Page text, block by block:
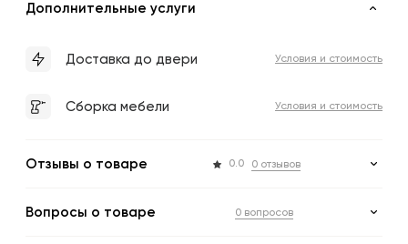
Дополнительные услуги
Доставка до двери Условия и стоимость
Сборка мебели Условия и стоимость
Отзывы о товаре 0.0 0 отзывов
Вопросы о товаре 0 вопросов